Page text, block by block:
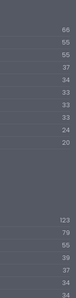
66
55
55
37
34
33
33
33
24
20
123
79
55
39
37
34
34